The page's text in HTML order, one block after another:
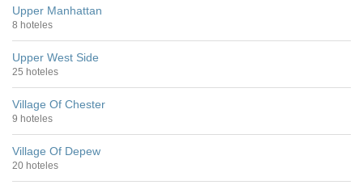
Upper Manhattan
8 hoteles
Upper West Side
25 hoteles
Village Of Chester
9 hoteles
Village Of Depew
20 hoteles